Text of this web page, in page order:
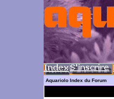
Aquariolo Index du Forum